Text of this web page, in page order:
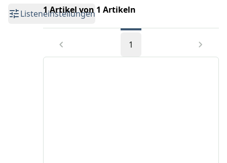
Listeneinstellungen
1 Artikel von 1 Artikeln
1